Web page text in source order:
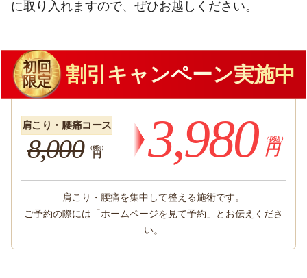
に取り入れますので、ぜひお越しください。
初回
限定
割引キャンペーン実施中
肩こり・腰痛コース
8,000 （税別）
円 3,980 （税込）
円
肩こり・腰痛を集中して整える施術です。
ご予約の際には「ホームページを見て予約」とお伝えくださ
い。